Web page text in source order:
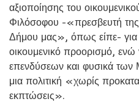
αξιοποίησης του
Φιλόσοφου -«πρεσβευτή
Δήμου μας», όπως είπε- για
οικουμενικό προορισμό,
επενδύσεων και φυσικά των
μια πολιτική «χωρίς
εκπτώσεις».